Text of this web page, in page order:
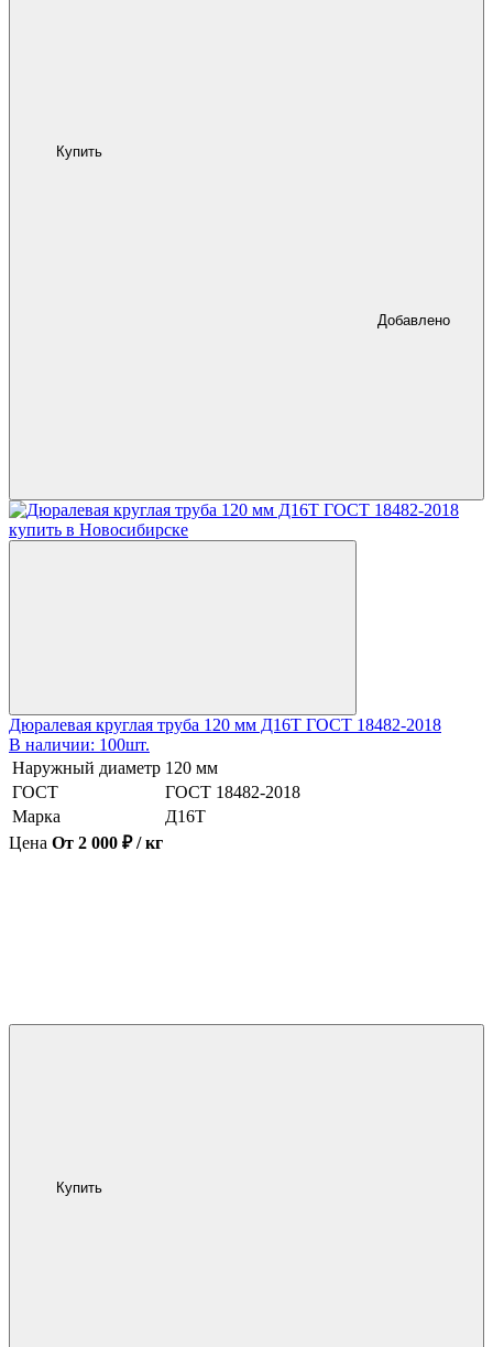
Купить
Добавлено
Дюралевая круглая труба 120 мм Д16Т ГОСТ 18482-2018
В наличии: 100шт.
Наружный диаметр 120 мм
ГОСТ
ГОСТ 18482-2018
Марка
Д16Т
Цена От 2 000 ₽ / кг
Купить